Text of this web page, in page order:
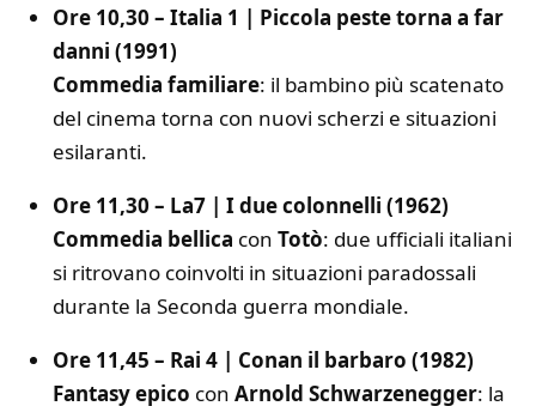
Ore 10,30 – Italia 1 | Piccola peste torna a far
danni (1991)
Commedia familiare: il bambino più scatenato
del cinema torna con nuovi scherzi e situazioni
esilaranti.
Ore 11,30 – La7 | I due colonnelli (1962)
Commedia bellica con Totò: due ufficiali italiani
si ritrovano coinvolti in situazioni paradossali
durante la Seconda guerra mondiale.
Ore 11,45 – Rai 4 | Conan il barbaro (1982)
Fantasy epico con Arnold Schwarzenegger: la